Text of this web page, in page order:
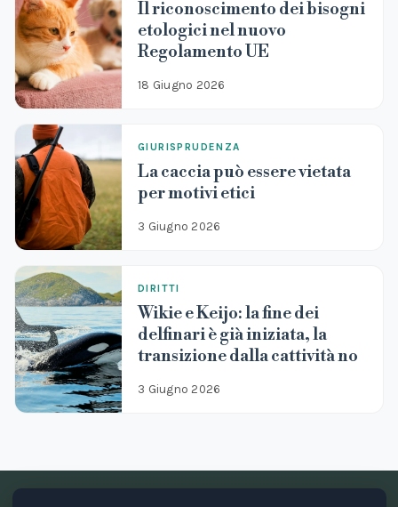
Il riconoscimento dei bisogni
etologici nel nuovo
Regolamento UE
18 Giugno 2026
GIURISPRUDENZA
La caccia può essere vietata
per motivi etici
3 Giugno 2026
DIRITTI
Wikie e Keijo: la fine dei
delfinari è già iniziata, la
transizione dalla cattività no
3 Giugno 2026